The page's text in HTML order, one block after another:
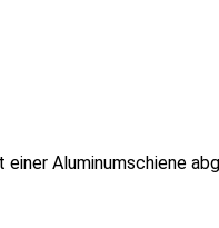
Aluminumschiene